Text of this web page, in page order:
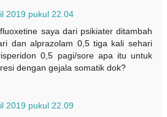
2019 pukul 22.04
saya dari psikiater ditambah
dan alprazolam 0,5 tiga kali sehari
0,5 pagi/sore apa itu untuk
dengan gejala somatik dok?
2019 pukul 22.09